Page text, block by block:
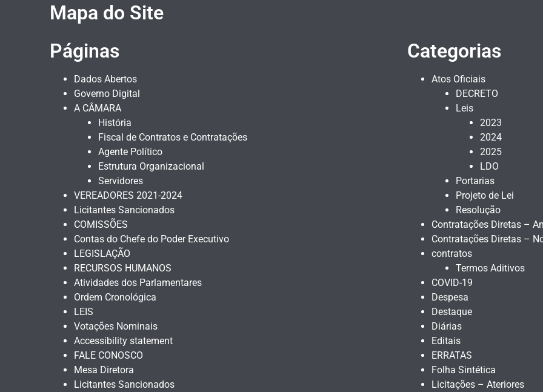
Mapa do Site
Páginas
Dados Abertos
Governo Digital
A CÂMARA
História
Fiscal de Contratos e Contratações
Agente Político
Estrutura Organizacional
Servidores
VEREADORES 2021-2024
Licitantes Sancionados
COMISSÕES
Contas do Chefe do Poder Executivo
LEGISLAÇÃO
RECURSOS HUMANOS
Atividades dos Parlamentares
Ordem Cronológica
LEIS
Votações Nominais
Accessibility statement
FALE CONOSCO
Mesa Diretora
Licitantes Sancionados
Categorias
Atos Oficiais
DECRETO
Leis
2023
2024
2025
LDO
Portarias
Projeto de Lei
Resolução
Contratações Diretas –
Contratações Diretas –
contratos
Termos Aditivos
COVID-19
Despesa
Destaque
Diárias
Editais
ERRATAS
Folha Sintética
Licitações – Ateriores